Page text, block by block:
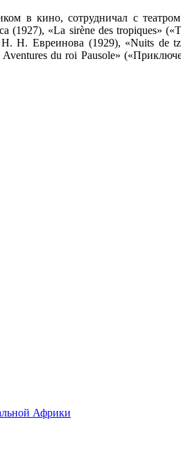
в кино, сотрудничал с
«La sirène des tropiques»
Евреинова (1929), «Nuits de
du roi Pausole»
Африки